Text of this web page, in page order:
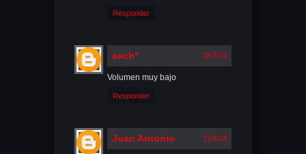
Responder
each* 28/7/24
Volumen muy bajo
Responder
Juan Antonio 11/8/24